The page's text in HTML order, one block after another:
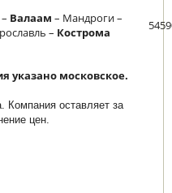
Валаам – Мандроги –
– Кострома
указано московское.
Компания оставляет за
цен.